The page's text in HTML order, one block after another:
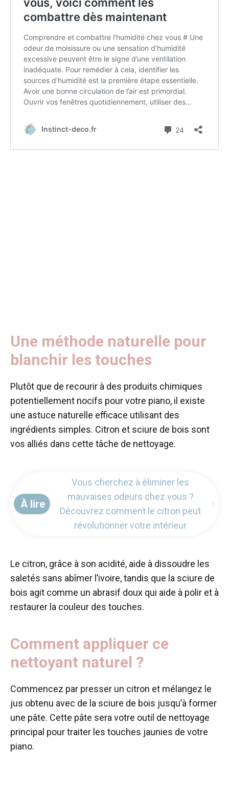
Une méthode naturelle pour
blanchir les touches
Plutôt que de recourir à des produits chimiques
potentiellement nocifs pour votre piano, il existe
une astuce naturelle efficace utilisant des
ingrédients simples. Citron et sciure de bois sont
vos alliés dans cette tâche de nettoyage.
À lire
Vous cherchez à éliminer les
mauvaises odeurs chez vous ?
Découvrez comment le citron peut
révolutionner votre intérieur
Le citron, grâce à son acidité, aide à dissoudre les
saletés sans abîmer l’ivoire, tandis que la sciure de
bois agit comme un abrasif doux qui aide à polir et à
restaurer la couleur des touches.
Comment appliquer ce
nettoyant naturel ?
Commencez par presser un citron et mélangez le
jus obtenu avec de la sciure de bois jusqu’à former
une pâte. Cette pâte sera votre outil de nettoyage
principal pour traiter les touches jaunies de votre
piano.